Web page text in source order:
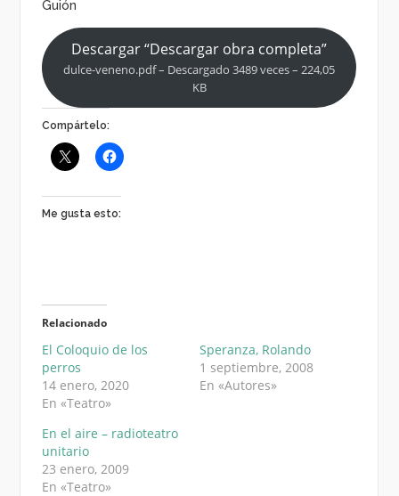
Guión
Descargar “Descargar obra completa”
dulce-veneno.pdf – Descargado 3489 veces – 224,05
KB
Compártelo:
Me gusta esto:
Relacionado
El Coloquio de los
perros
14 enero, 2020
En «Teatro»
Speranza, Rolando
1 septiembre, 2008
En «Autores»
En el aire – radioteatro
unitario
23 enero, 2009
En «Teatro»